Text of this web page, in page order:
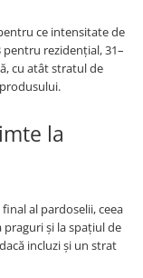
ce intensitate de
rezidențial, 31–
cu atât stratul de
la
al pardoselii, ceea
praguri și la spațiul de
incluzi și un strat